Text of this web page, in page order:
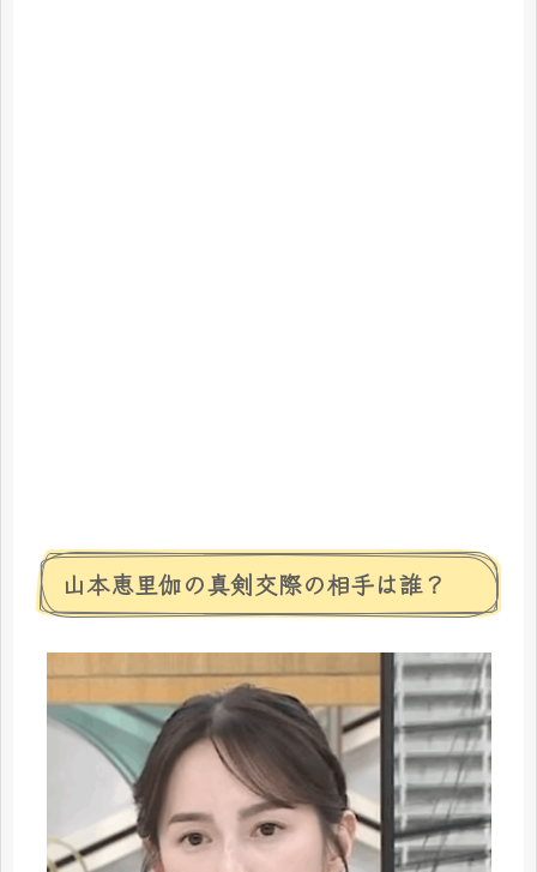
山本恵里伽の真剣交際の相手は誰？